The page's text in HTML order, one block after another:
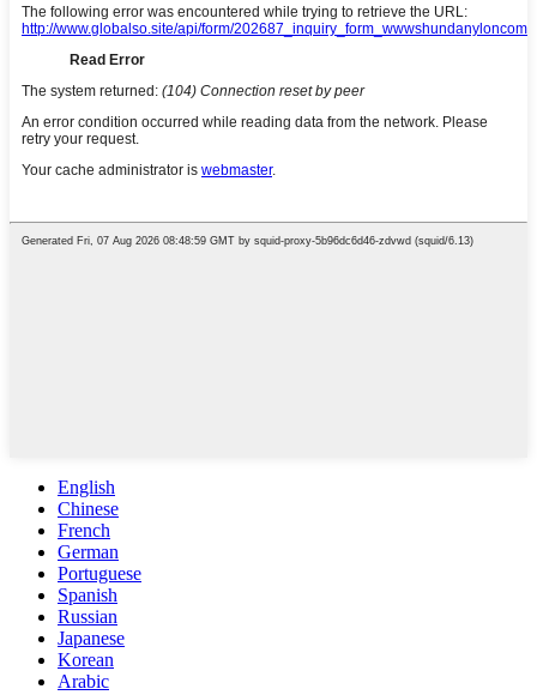
English
Chinese
French
German
Portuguese
Spanish
Russian
Japanese
Korean
Arabic